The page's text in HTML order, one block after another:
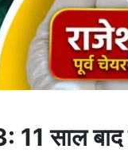
साल बाद